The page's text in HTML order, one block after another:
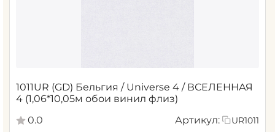
1011UR (GD) Бельгия / Universe 4 / ВСЕЛЕННАЯ
4 (1,06*10,05м обои винил флиз)
0.0
Артикул: UR1011